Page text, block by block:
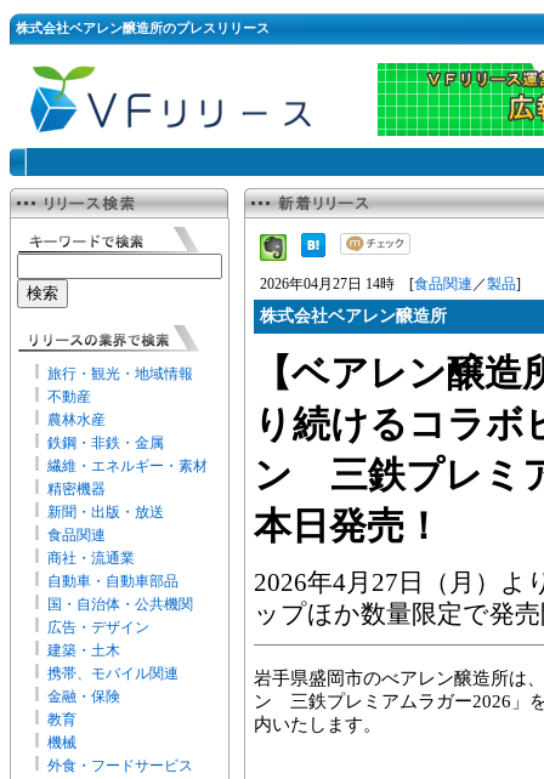
株式会社ベアレン醸造所のプレスリリース
旅行・観光・地域情報
不動産
農林水産
鉄鋼・非鉄・金属
繊維・エネルギー・素材
精密機器
新聞・出版・放送
食品関連
商社・流通業
自動車・自動車部品
国・自治体・公共機関
広告・デザイン
建築・土木
携帯、モバイル関連
金融・保険
教育
機械
外食・フードサービス
2026年04月27日 14時 [食品関連 ／製品]
株式会社ベアレン醸造所
【ベアレン醸
り続けるコラボ
ン 三鉄プレミ
本日発売！
2026年4月27日（月）よ
ップほか数量限定で発
岩手県盛岡市のべアレン醸造所は
ン 三鉄プレミアムラガー2026」
内いたします。